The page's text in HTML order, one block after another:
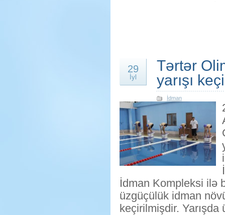
29
İyl
Tərtər
yarışı
İdman
İdman Kompleksi ilə
üzgüçülük idman
keçirilmişdir.